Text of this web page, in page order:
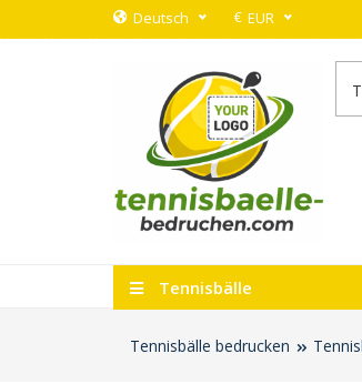
Deutsch € EUR
Tennisbälle
Tennisbälle bedrucken